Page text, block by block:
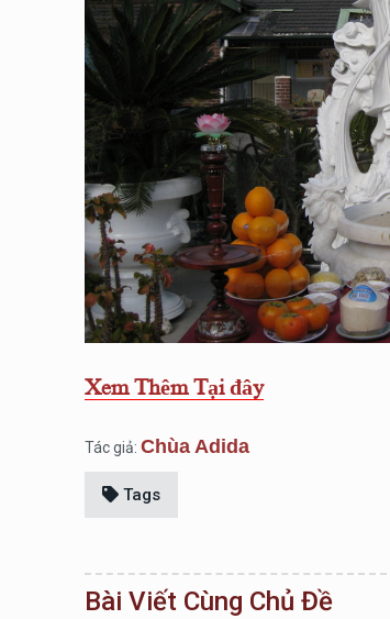
Xem Thêm Tại đây
Tác giả: Chùa Adida
Tags
Bài Viết Cùng Chủ Đề